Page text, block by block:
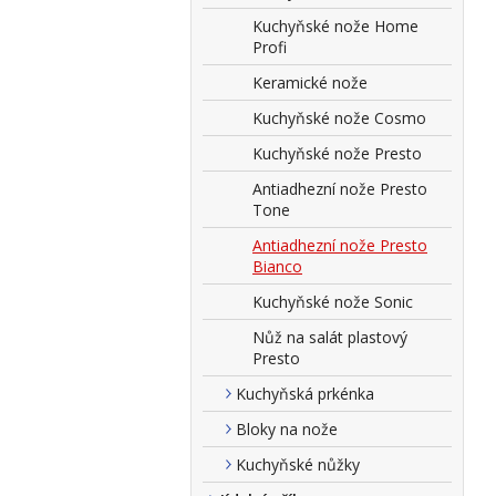
Kuchyňské nože Home
Profi
Keramické nože
Kuchyňské nože Cosmo
Kuchyňské nože Presto
Antiadhezní nože Presto
Tone
Antiadhezní nože Presto
Bianco
Kuchyňské nože Sonic
Nůž na salát plastový
Presto
Kuchyňská prkénka
Bloky na nože
Kuchyňské nůžky